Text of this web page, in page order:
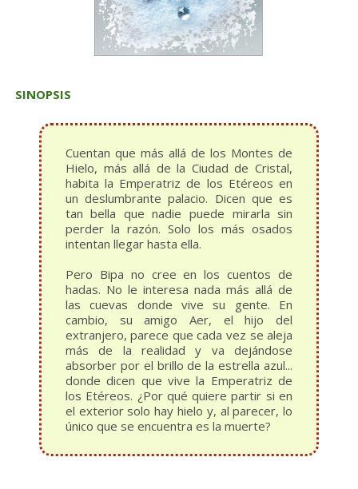
SINOPSIS
Cuentan que más allá de los Montes de
Hielo, más allá de la Ciudad de Cristal,
habita la Emperatriz de los Etéreos en
un deslumbrante palacio. Dicen que es
tan bella que nadie puede mirarla sin
perder la razón. Solo los más osados
intentan llegar hasta ella.
Pero Bipa no cree en los cuentos de
hadas. No le interesa nada más allá de
las cuevas donde vive su gente. En
cambio, su amigo Aer, el hijo del
extranjero, parece que cada vez se aleja
más de la realidad y va dejándose
absorber por el brillo de la estrella azul...
donde dicen que vive la Emperatriz de
los Etéreos. ¿Por qué quiere partir si en
el exterior solo hay hielo y, al parecer, lo
único que se encuentra es la muerte?